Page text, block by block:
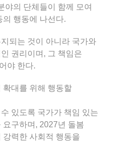
야의 단체들이 함께 모여
의 행동에 나선다.
되는 것이 아니라 국가와
권리이며, 그 책임은
야 한다.
확대를 위해 행동할
있도록 국가가 책임 있는
구하며, 2027년 돌봄
강력한 사회적 행동을